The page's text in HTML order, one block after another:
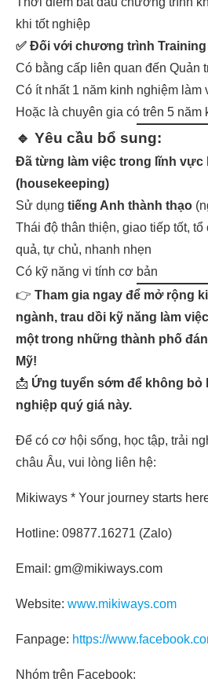
khi tốt nghiệp
✅ Đối với chương trình
Có bằng cấp liên quan đến Quản
Có ít nhất 1 năm kinh nghiệm làm
Hoặc là chuyên gia có trên 5 năm
🔹 Yêu cầu bổ sung:
Đã từng làm việc trong lĩnh vực
(housekeeping)
Sử dụng tiếng Anh thành thạo
Thái độ thân thiện, giao tiếp tốt,
quả, tự chủ, nhanh nhẹn
Có kỹ năng vi tính cơ bản
👉 Tham gia ngay để mở rộng
ngành, trau dồi kỹ năng làm
một trong những thành phố
Mỹ!
📩 Ứng tuyển sớm để không bỏ
nghiệp quý giá này.
Để có cơ hội sống, học tập, trải
châu Âu, vui lòng liên hệ:
Mikiways * Your journey starts
Hotline: 09877.16271 (Zalo)
Email: gm@mikiways.com
Website: www.mikiways.com
Fanpage: https://
Nhóm trên Facebook: